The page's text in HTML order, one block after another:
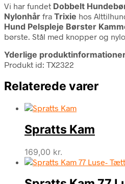
Vi har fundet Dobbelt
Nylonhår fra Trixie hos
Hund Pelspleje Børster
børste. Stål med knopper og
Yderlige
Produkt id: TX2322
Relaterede varer
Spratts Kam
169,00 kr.